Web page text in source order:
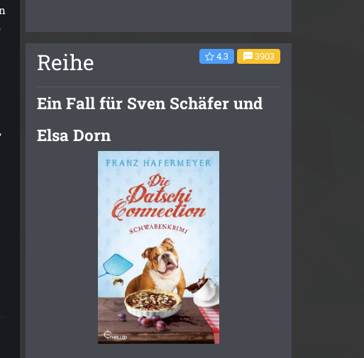
Reihe 4.3 3903
Ein Fall für Sven Schäfer und
Elsa Dorn